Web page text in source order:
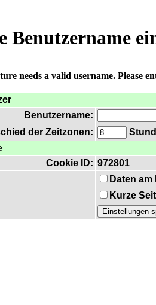
Benutzername
needs a valid username. Please
Benutzername:
der Zeitzonen:
Cookie ID: 972801
Daten
Kurze